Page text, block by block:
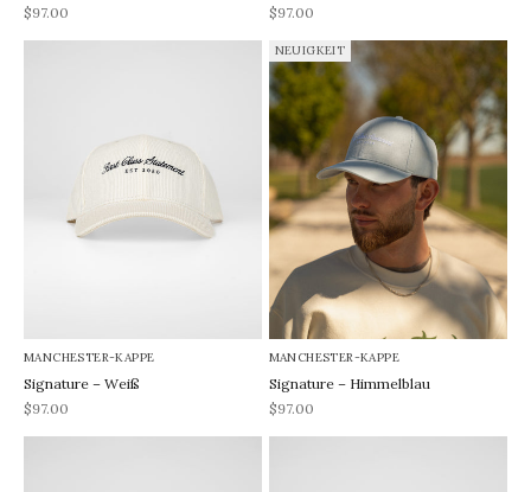
REA-pris
$97.00
REA-pris
$97.00
MANCHESTER-KAPPE
Signature – Weiß
REA-pris
$97.00
NEUIGKEIT
MANCHESTER-KAPPE
Signature – Himmelblau
REA-pris
$97.00